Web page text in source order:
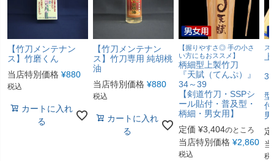
【竹刀メンテナン
ス】竹磨くん
当店特別価格 ¥880
税込
カートに入れ
る
【竹刀メンテナン
ス】竹刀専用 純胡桃
油
当店特別価格 ¥880
税込
カートに入れ
る
【握りやすさ◎ 手の小さ
い方にもおススメ】
柄細型上製竹刀
『天賦（てんぷ）』
34～39
【剣道竹刀・SSPシ
ール貼付・普及型・
柄細・男女用】
定価 ¥3,404のところ
当店特別価格 ¥2,860
税込
ス
税